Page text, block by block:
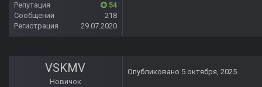
Репутация
54
Сообщений
218
Регистрация
29.07.2020
VSKMV
Новичок
Опубликовано 5 октября, 2025